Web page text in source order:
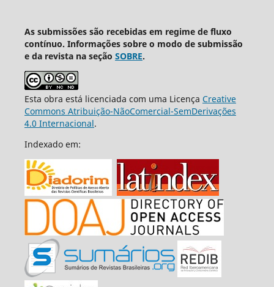
As submissões são recebidas em regime de fluxo
contínuo. Informações sobre o modo de submissão
e da revista na seção SOBRE.
Esta obra está licenciada com uma Licença Creative
Commons Atribuição-NãoComercial-SemDerivações
4.0 Internacional.
Indexado em: